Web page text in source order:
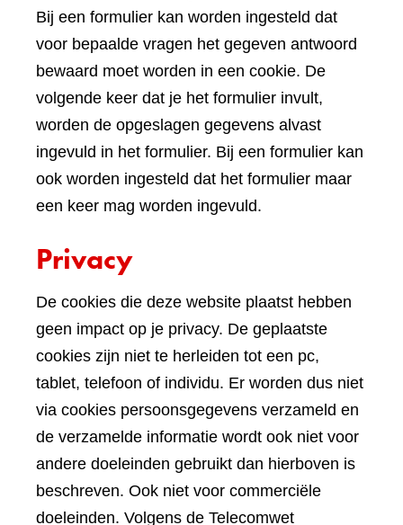
Bij een formulier kan worden ingesteld dat
voor bepaalde vragen het gegeven antwoord
bewaard moet worden in een cookie. De
volgende keer dat je het formulier invult,
worden de opgeslagen gegevens alvast
ingevuld in het formulier. Bij een formulier kan
ook worden ingesteld dat het formulier maar
een keer mag worden ingevuld.
Privacy
De cookies die deze website plaatst hebben
geen impact op je privacy. De geplaatste
cookies zijn niet te herleiden tot een pc,
tablet, telefoon of individu. Er worden dus niet
via cookies persoonsgegevens verzameld en
de verzamelde informatie wordt ook niet voor
andere doeleinden gebruikt dan hierboven is
beschreven. Ook niet voor commerciële
doeleinden. Volgens de Telecomwet